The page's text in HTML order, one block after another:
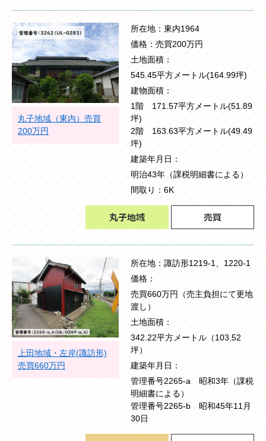
丸子地域（東内）売買
200万円
所在地
東内1964
価格
売買200万円
土地面積
545.45平方メートル(164.99坪)
建物面積
1階 171.57平方メートル(51.89
坪)
2階 163.63平方メートル(49.49
坪)
建築年月日
明治43年（課税明細書による）
間取り
6K
上田地域・左岸(諏訪形)
売買660万円
所在地
諏訪形1219-1、1220-1
価格
売買660万円（売主負担にて更地
渡し）
土地面積
342.22平方メートル（103.52
坪）
建築年月日
管理番号2265-a 昭和3年（課税
明細書による）
管理番号2265-b 昭和45年11月
30日